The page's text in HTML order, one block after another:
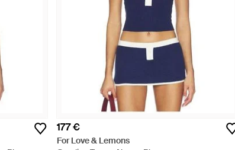
177 €
For Love & Lemons